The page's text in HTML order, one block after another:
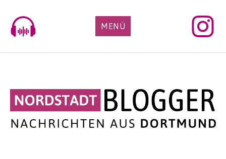
content
MENÜ